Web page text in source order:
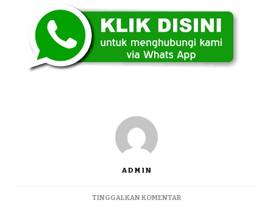
ADMIN
TINGGALKAN KOMENTARPADA